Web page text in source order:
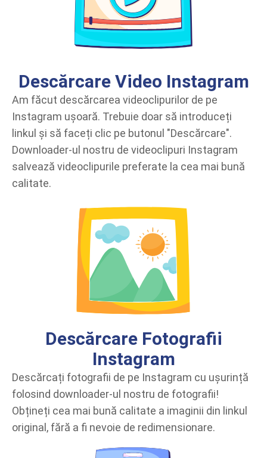
Descărcare Video Instagram
Am făcut descărcarea videoclipurilor de pe
Instagram ușoară. Trebuie doar să introduceți
linkul și să faceți clic pe butonul "Descărcare".
Downloader-ul nostru de videoclipuri Instagram
salvează videoclipurile preferate la cea mai bună
calitate.
Descărcare Fotografii
Instagram
Descărcați fotografii de pe Instagram cu ușurință
folosind downloader-ul nostru de fotografii!
Obțineți cea mai bună calitate a imaginii din linkul
original, fără a fi nevoie de redimensionare.